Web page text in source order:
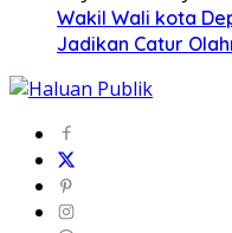
Wakil Wali kota
Jadikan Catur